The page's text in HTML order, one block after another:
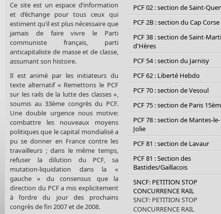
Ce site est un espace d’information
et d’échange pour tous ceux qui
estiment qu’il est plus nécessaire que
jamais de faire vivre le Parti
communiste français, parti
anticapitaliste de masse et de classe,
assumant son histoire.
Il est animé par les initiateurs du
texte alternatif « Remettons le PCF
sur les rails de la lutte des classes »,
soumis au 33ème congrès du PCF.
Une double urgence nous motive:
combattre les nouveaux moyens
politiques que le capital mondialisé a
pu se donner en France contre les
travailleurs ; dans le même temps,
refuser la dilution du PCF, sa
mutation-liquidation dans la «
gauche » du consensus que la
direction du PCF a mis explicitement
à l’ordre du jour des prochains
congrès de fin 2007 et de 2008.
PCF 02 : section de Saint-
PCF 2B : section du Cap Corse
PCF 38 : section de Saint-
d'Hères
PCF 54 : section du Jarnisy
PCF 62 : Liberté Hebdo
PCF 70 : section de Vesoul
PCF 75 : section de Paris
PCF 78 : section de Mantes-le-
Jolie
PCF 81 : section de Lavaur
PCF 81 : Section des
Bastides/Gaillacois
SNCF: PETITION STOP
CONCURRENCE RAIL
SNCF: PETITION STOP
CONCURRENCE RAIL